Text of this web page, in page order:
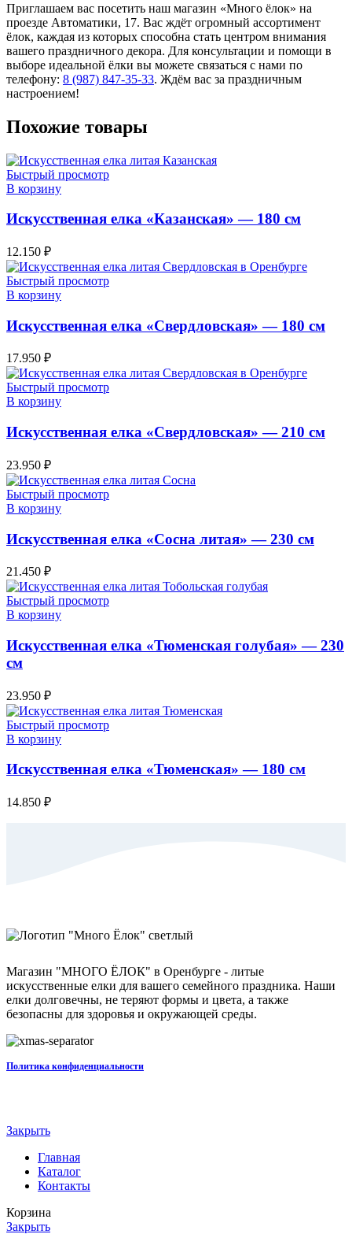
Приглашаем вас посетить наш магазин «Много ёлок» на
проезде Автоматики, 17. Вас ждёт огромный ассортимент
ёлок, каждая из которых способна стать центром внимания
вашего праздничного декора. Для консультации и помощи в
выборе идеальной ёлки вы можете связаться с нами по
телефону: 8 (987) 847-35-33. Ждём вас за праздничным
настроением!
Похожие товары
Быстрый просмотр
В корзину
Искусственная елка «Казанская» — 180 см
12.150 ₽
Быстрый просмотр
В корзину
Искусственная елка «Свердловская» — 180 см
17.950 ₽
Быстрый просмотр
В корзину
Искусственная елка «Свердловская» — 210 см
23.950 ₽
Быстрый просмотр
В корзину
Искусственная елка «Сосна литая» — 230 см
21.450 ₽
Быстрый просмотр
В корзину
Искусственная елка «Тюменская голубая» — 230
см
23.950 ₽
Быстрый просмотр
В корзину
Искусственная елка «Тюменская» — 180 см
14.850 ₽
Магазин "МНОГО ЁЛОК" в Оренбурге - литые
искусственные елки для вашего семейного праздника. Наши
елки долговечны, не теряют формы и цвета, а также
безопасны для здоровья и окружающей среды.
Политика конфиденциальности
Закрыть
Главная
Каталог
Контакты
Корзина
Закрыть